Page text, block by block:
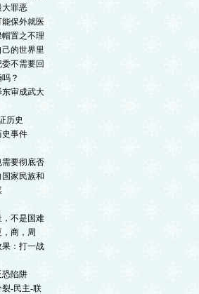
大罪恶
能保外就医
帽置之不理
己的世界里
不需要回
？
东审成武大
历史
史事件
需要彻底否
国家民族和
，不是国难
商，周
果：打一战
恐陷阱
裂-民主-联